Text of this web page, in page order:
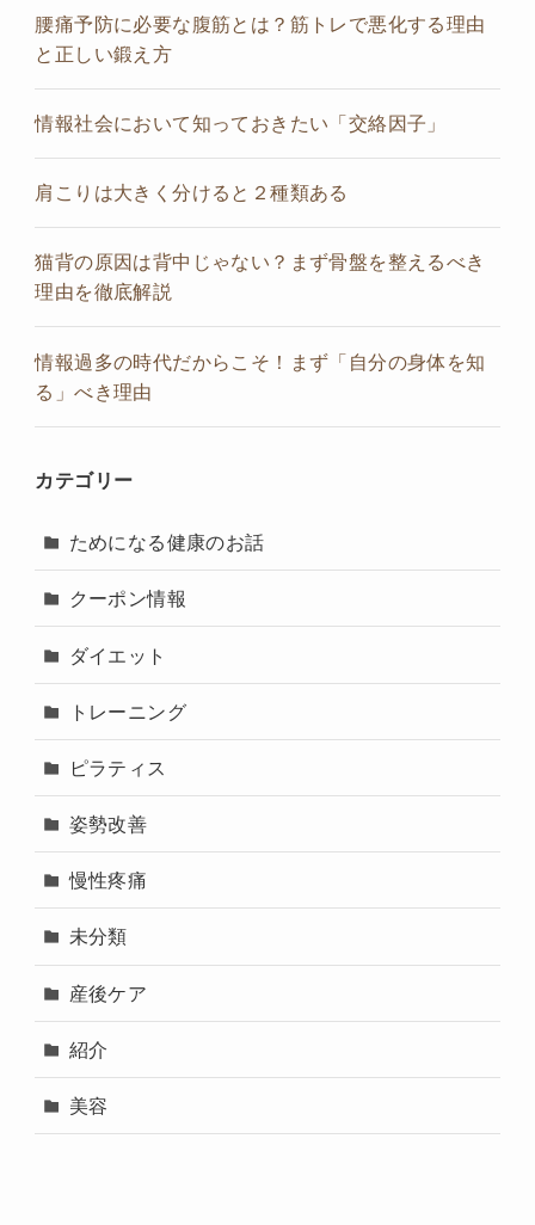
腰痛予防に必要な腹筋とは？筋トレで悪化する理由
と正しい鍛え方
情報社会において知っておきたい「交絡因子」
肩こりは大きく分けると２種類ある
猫背の原因は背中じゃない？まず骨盤を整えるべき
理由を徹底解説
情報過多の時代だからこそ！まず「自分の身体を知
る」べき理由
カテゴリー
ためになる健康のお話
クーポン情報
ダイエット
トレーニング
ピラティス
姿勢改善
慢性疼痛
未分類
産後ケア
紹介
美容